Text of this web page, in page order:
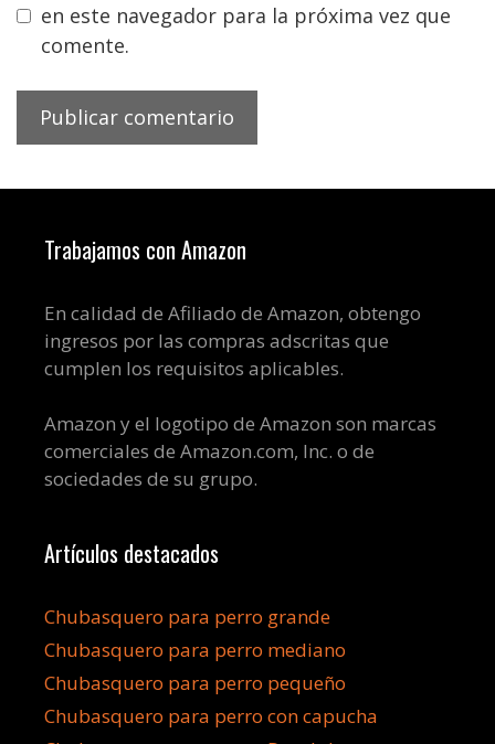
en este navegador para la próxima vez que
comente.
Trabajamos con Amazon
En calidad de Afiliado de Amazon, obtengo
ingresos por las compras adscritas que
cumplen los requisitos aplicables.
Amazon y el logotipo de Amazon son marcas
comerciales de Amazon.com, Inc. o de
sociedades de su grupo.
Artículos destacados
Chubasquero para perro grande
Chubasquero para perro mediano
Chubasquero para perro pequeño
Chubasquero para perro con capucha